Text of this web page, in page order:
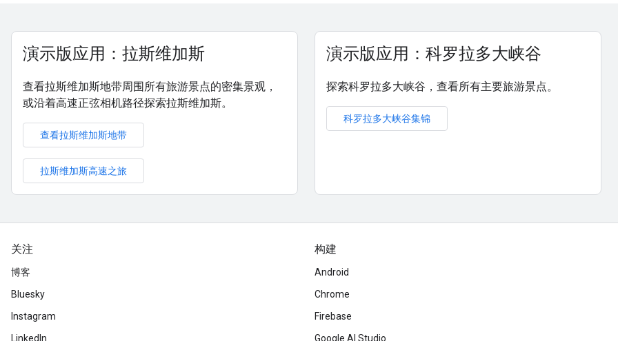
演示版应用：拉斯维加斯
查看拉斯维加斯地带周围所有旅游景点的密集景观，
或沿着高速正弦相机路径探索拉斯维加斯。
查看拉斯维加斯地带
拉斯维加斯高速之旅
演示版应用：科罗拉多大峡谷
探索科罗拉多大峡谷，查看所有主要旅游景点。
科罗拉多大峡谷集锦
关注
博客
Bluesky
Instagram
LinkedIn
构建
Android
Chrome
Firebase
Google AI Studio